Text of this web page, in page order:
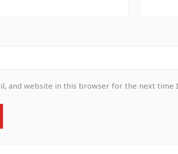
and website in this browser for the next time